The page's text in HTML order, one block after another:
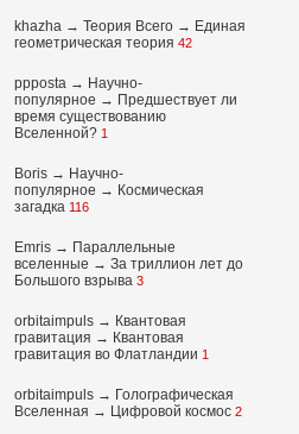
khazha → Теория Всего → Единая
геометрическая теория 42
ppposta → Научно-
популярное → Предшествует ли
время существованию
Вселенной? 1
Boris → Научно-
популярное → Космическая
загадка 116
Emris → Параллельные
вселенные → За триллион лет до
Большого взрыва 3
orbitaimpuls → Квантовая
гравитация → Квантовая
гравитация во Флатландии 1
orbitaimpuls → Голографическая
Вселенная → Цифровой космос 2